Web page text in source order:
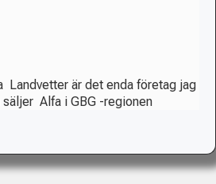
Landvetter är det enda företag jag
Alfa i GBG -regionen